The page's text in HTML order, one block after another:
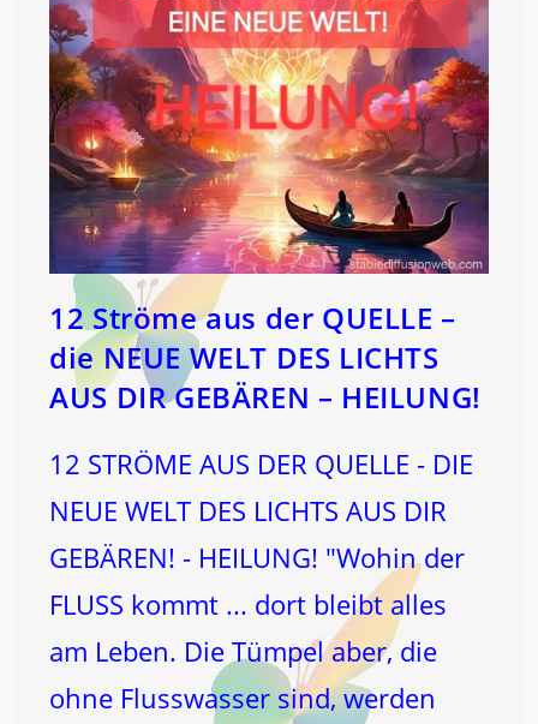
12 Ströme aus der QUELLE –
die NEUE WELT DES LICHTS
AUS DIR GEBÄREN – HEILUNG!
12 STRÖME AUS DER QUELLE - DIE
NEUE WELT DES LICHTS AUS DIR
GEBÄREN! - HEILUNG! "Wohin der
FLUSS kommt ... dort bleibt alles
am Leben. Die Tümpel aber, die
ohne Flusswasser sind, werden